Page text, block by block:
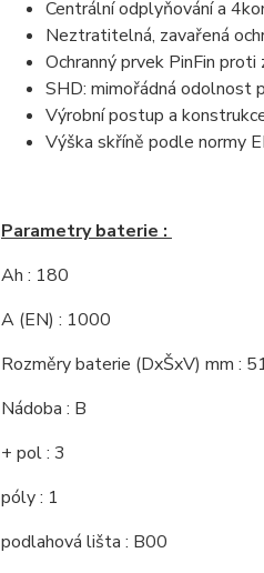
Centrální odplyňování a
Neztratitelná, zavařená
Ochranný prvek PinFin
SHD: mimořádná odolnost
Výrobní postup a
Výška skříně podle normy
Parametry baterie :
Ah : 180
A (EN) : 1000
Rozměry baterie (DxŠxV) mm :
Nádoba : B
+ pol : 3
póly : 1
podlahová lišta : B00